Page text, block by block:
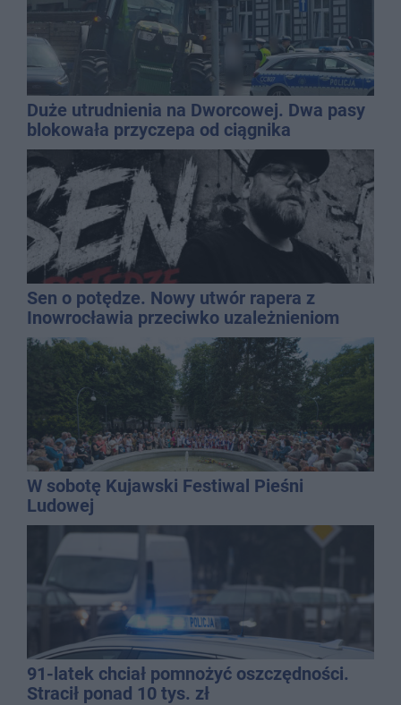
Duże utrudnienia na Dworcowej. Dwa pasy
blokowała przyczepa od ciągnika
Sen o potędze. Nowy utwór rapera z
Inowrocławia przeciwko uzależnieniom
W sobotę Kujawski Festiwal Pieśni
Ludowej
91-latek chciał pomnożyć oszczędności.
Stracił ponad 10 tys. zł